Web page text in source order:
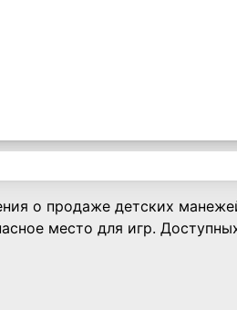
о продаже детских
место для игр.